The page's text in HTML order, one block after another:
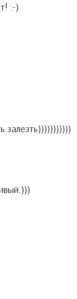
:-)
залезть)))))))))))